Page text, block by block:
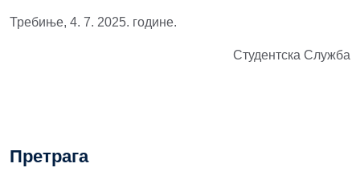
Требиње, 4. 7. 2025. године.
Студентска Служба
Претрага